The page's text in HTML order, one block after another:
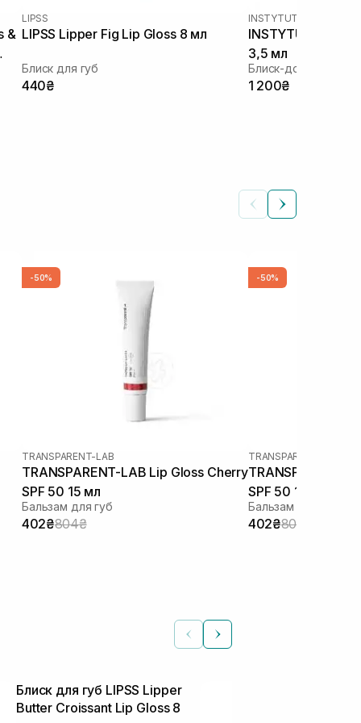
&
LIPSS
LIPSS Lipper Fig Lip Gloss 8 мл
Блиск для губ
440₴
INSTYTUTUM
INSTYTUTUM
3,5 мл
Блиск-догляд для
1 200₴
-50%
TRANSPARENT-LAB
TRANSPARENT-LAB Lip Gloss Cherry
SPF 50 15 мл
Бальзам для губ
402₴804₴
-50%
TRANSPARENT-LAB
TRANSPARENT-
SPF 50 15 мл
Бальзам для губ
402₴804₴
Блиск для губ LIPSS Lipper
Butter Croissant Lip Gloss 8